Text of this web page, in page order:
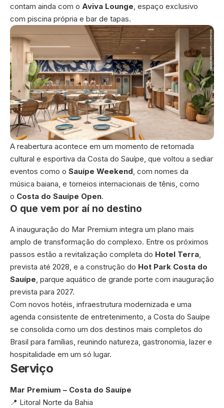
contam ainda com o Aviva Lounge, espaço exclusivo
com piscina própria e bar de tapas.
A reabertura acontece em um momento de retomada
cultural e esportiva da Costa do Sauípe, que voltou a sediar
eventos como o Sauípe Weekend , com nomes da
música baiana, e torneios internacionais de tênis, como
o Costa do Sauípe Open.
O que vem por aí no destino
A inauguração do Mar Premium integra um plano mais
amplo de transformação do complexo. Entre os próximos
passos estão a revitalização completa do Hotel Terra,
prevista até 2028, e a construção do Hot Park Costa do
Sauípe, parque aquático de grande porte com inauguração
prevista para 2027.
Com novos hotéis, infraestrutura modernizada e uma
agenda consistente de entretenimento, a Costa do Sauípe
se consolida como um dos destinos mais completos do
Brasil para famílias, reunindo natureza, gastronomia, lazer e
hospitalidade em um só lugar.
Serviço
Mar Premium – Costa do Sauípe
📍 Litoral Norte da Bahia